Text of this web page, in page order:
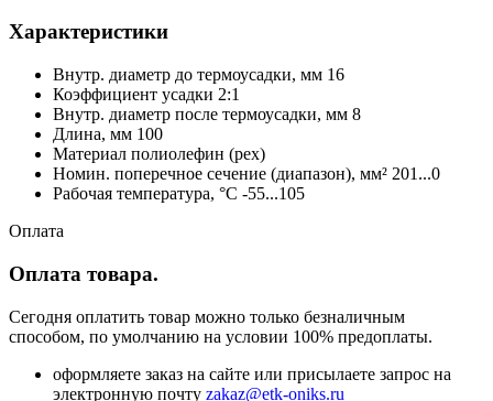
Характеристики
Внутр. диаметр до термоусадки, мм 16
Коэффициент усадки 2:1
Внутр. диаметр после термоусадки, мм 8
Длина, мм 100
Материал полиолефин (pex)
Номин. поперечное сечение (диапазон), мм² 201...0
Рабочая температура, °C -55...105
Оплата
Оплата товара.
Сегодня оплатить товар можно только безналичным
способом, по умолчанию на условии 100% предоплаты.
оформляете заказ на сайте или присылаете запрос на
электронную почту zakaz@etk-oniks.ru